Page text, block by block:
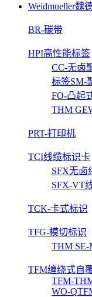
Weidmueller魏
BR-碳带
HPI高性能标签
CC-无卤
标签SM-
FO-凸起
THM
PRT-打印机
TCI线缆标识卡
SFX无卤
SFX-VT
TCK-卡式标识
TFG-模切标识
THM SE-
TFM缠绕式自
TFM-
WO-Q